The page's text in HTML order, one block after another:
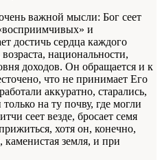
важной мысли: Бог сеет
и
достичь сердца каждого
национальности,
доходов. Он обращается и к
что не принимает Его
аккуратно, старались,
на ту почву, где могли
сеет везде, бросает семя
хотя он, конечно,
каменистая земля, и при